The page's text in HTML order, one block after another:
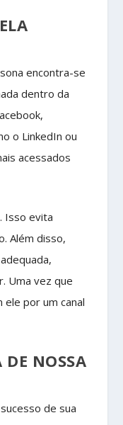
encontra-se
dentro da
o LinkedIn ou
acessados
Isso evita
Além disso,
Uma vez que
por um canal
NOSSA
de sua